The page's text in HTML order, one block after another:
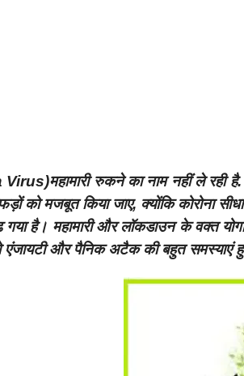
Virus)महामारी रुकने का नाम नहीं ले रही
को मजबूत किया जाए, क्योंकि कोरोना
गया है। महामारी और लॉकडाउन के वक्त
एंजायटी और पैनिक अटैक की बहुत समस्याएं